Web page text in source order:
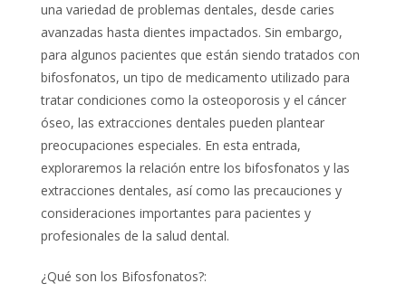
una variedad de problemas dentales, desde caries
avanzadas hasta dientes impactados. Sin embargo,
para algunos pacientes que están siendo tratados con
bifosfonatos, un tipo de medicamento utilizado para
tratar condiciones como la osteoporosis y el cáncer
óseo, las extracciones dentales pueden plantear
preocupaciones especiales. En esta entrada,
exploraremos la relación entre los bifosfonatos y las
extracciones dentales, así como las precauciones y
consideraciones importantes para pacientes y
profesionales de la salud dental.
¿Qué son los Bifosfonatos?: